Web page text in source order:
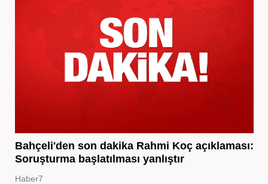
Bahçeli'den son dakika Rahmi Koç açıklaması:
Soruşturma başlatılması yanlıştır
Haber7